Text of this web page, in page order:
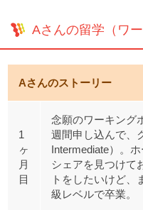
Aさんの留学（ワ
Aさんのストーリー
1
ヶ
月
目
念願のワーキング
週間申し込んで、
Intermediate）。
シェアを見つけて
トをしたいけど、
級レベルで卒業。